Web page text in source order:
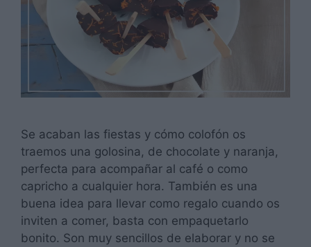
Se acaban las fiestas y cómo colofón os
traemos una golosina, de chocolate y naranja,
perfecta para acompañar al café o como
capricho a cualquier hora. También es una
buena idea para llevar como regalo cuando os
inviten a comer, basta con empaquetarlo
bonito. Son muy sencillos de elaborar y no se